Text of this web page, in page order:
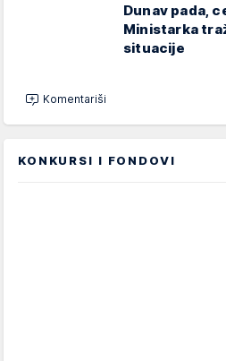
Dunav pada,
Ministarka
situacije
Komentariši
KONKURSI I FONDOVI